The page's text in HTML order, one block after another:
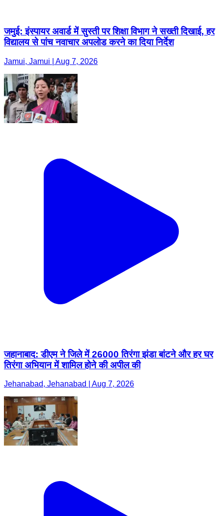
जमुई: इंस्पायर अवार्ड में सुस्ती पर शिक्षा विभाग ने सख्ती दिखाई, हर
विद्यालय से पांच नवाचार अपलोड करने का दिया निर्देश
Jamui, Jamui | Aug 7, 2026
जहानाबाद: डीएम ने जिले में 26000 तिरंगा झंडा बांटने और हर घर
तिरंगा अभियान में शामिल होने की अपील की
Jehanabad, Jehanabad | Aug 7, 2026